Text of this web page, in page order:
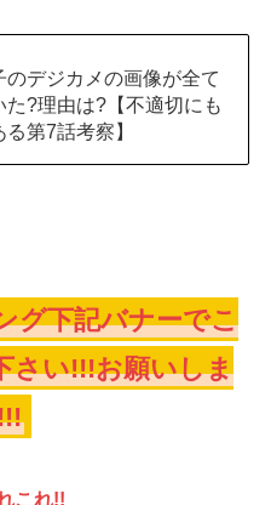
のデジカメの画像が全て
た?理由は?【不適切にも
第7話考察】
グ下記バナーでこ
さい!!!お願いしま
これ!!